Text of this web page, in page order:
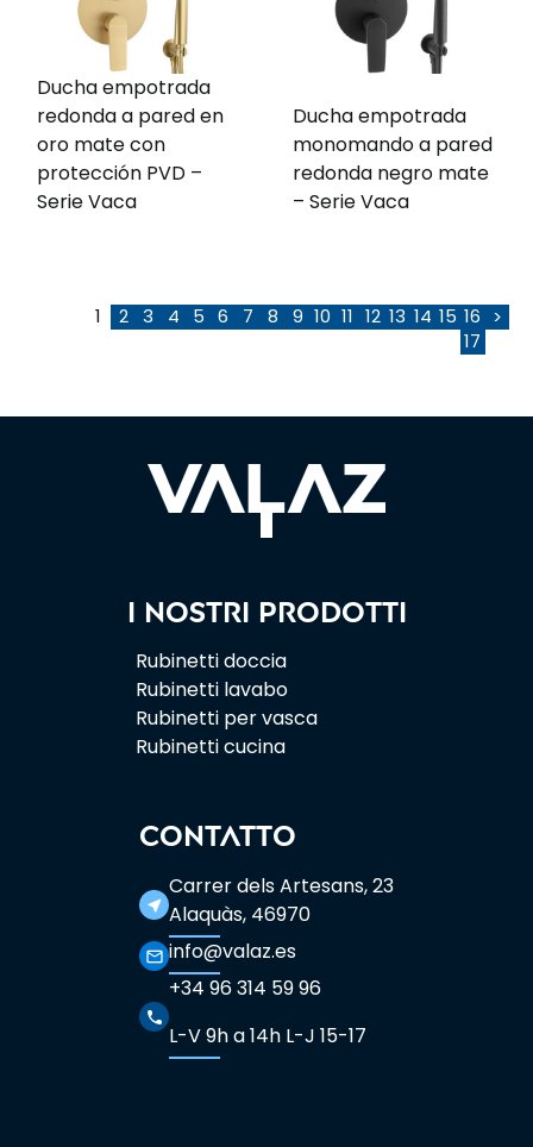
Ducha empotrada
redonda a pared en
oro mate con
protección PVD –
Serie Vaca
Ducha empotrada
monomando a pared
redonda negro mate
– Serie Vaca
1 2 3 4 5 6 7 8 9 10 11 12 13 14 15 16
17
>
I nostri prodotti
Rubinetti doccia
Rubinetti lavabo
Rubinetti per vasca
Rubinetti cucina
CONTATTO
near_me
Carrer dels Artesans, 23
Alaquàs, 46970
mail_outline info@valaz.es
phone
+34 96 314 59 96
L-V 9h a 14h L-J 15-17